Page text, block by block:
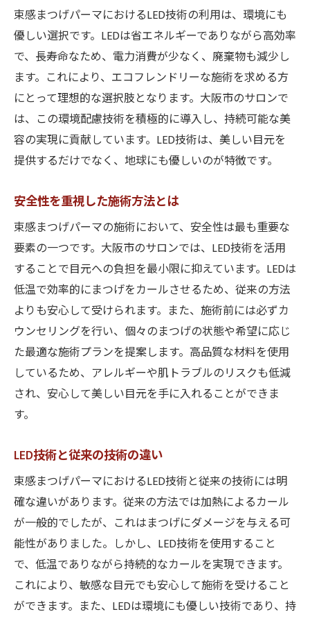
束感まつげパーマにおけるLED技術の利用は、環境にも
優しい選択です。LEDは省エネルギーでありながら高効率
で、長寿命なため、電力消費が少なく、廃棄物も減少し
ます。これにより、エコフレンドリーな施術を求める方
にとって理想的な選択肢となります。大阪市のサロンで
は、この環境配慮技術を積極的に導入し、持続可能な美
容の実現に貢献しています。LED技術は、美しい目元を
提供するだけでなく、地球にも優しいのが特徴です。
安全性を重視した施術方法とは
束感まつげパーマの施術において、安全性は最も重要な
要素の一つです。大阪市のサロンでは、LED技術を活用
することで目元への負担を最小限に抑えています。LEDは
低温で効率的にまつげをカールさせるため、従来の方法
よりも安心して受けられます。また、施術前には必ずカ
ウンセリングを行い、個々のまつげの状態や希望に応じ
た最適な施術プランを提案します。高品質な材料を使用
しているため、アレルギーや肌トラブルのリスクも低減
され、安心して美しい目元を手に入れることができま
す。
LED技術と従来の技術の違い
束感まつげパーマにおけるLED技術と従来の技術には明
確な違いがあります。従来の方法では加熱によるカール
が一般的でしたが、これはまつげにダメージを与える可
能性がありました。しかし、LED技術を使用すること
で、低温でありながら持続的なカールを実現できます。
これにより、敏感な目元でも安心して施術を受けること
ができます。また、LEDは環境にも優しい技術であり、持